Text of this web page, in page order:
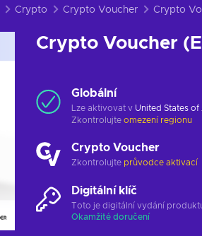
Crypto Crypto Voucher
Crypto Voucher
Globální
Lze aktivovat v United States of
Zkontrolujte omezení regionu
Crypto Voucher
Zkontrolujte průvodce aktivací
Digitální klíč
Toto je digitální vydání
Okamžité doručení